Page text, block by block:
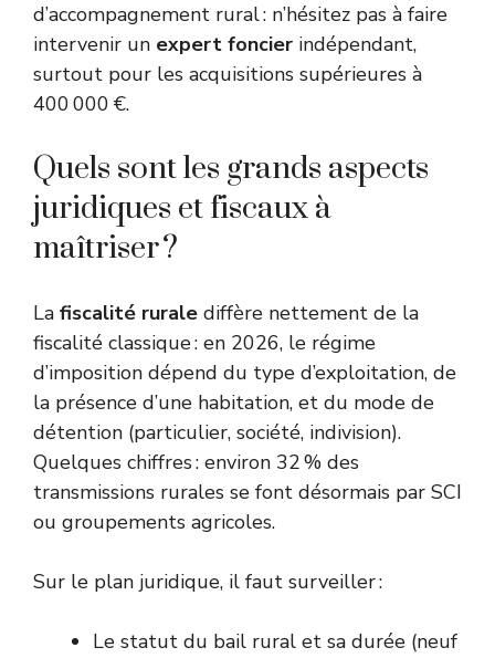
d’accompagnement rural : n’hésitez pas à faire
intervenir un expert foncier indépendant,
surtout pour les acquisitions supérieures à
400 000 €.
Quels sont les grands aspects
juridiques et fiscaux à
maîtriser ?
La fiscalité rurale diffère nettement de la
fiscalité classique : en 2026, le régime
d’imposition dépend du type d’exploitation, de
la présence d’une habitation, et du mode de
détention (particulier, société, indivision).
Quelques chiffres : environ 32 % des
transmissions rurales se font désormais par SCI
ou groupements agricoles.
Sur le plan juridique, il faut surveiller :
Le statut du bail rural et sa durée (neuf